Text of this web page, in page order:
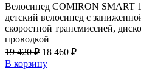
Велосипед COMIRON SMART
детский велосипед с
скоростной трансмиссией,
проводкой
19 420₽ Первоначальная
цена
18 460 ₽Текущая
В корзину